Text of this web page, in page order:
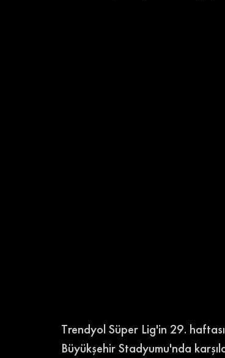
Trendyol Süper Lig'in 29.
Büyükşehir Stadyumu'nda